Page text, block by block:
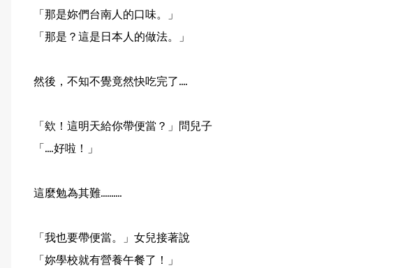
「那是妳們台南人的口味。」
「那是？這是日本人的做法。」
然後，不知不覺竟然快吃完了....
「欸！這明天給你帶便當？」問兒子
「....好啦！」
這麼勉為其難..........
「我也要帶便當。」女兒接著說
「妳學校就有營養午餐了！」